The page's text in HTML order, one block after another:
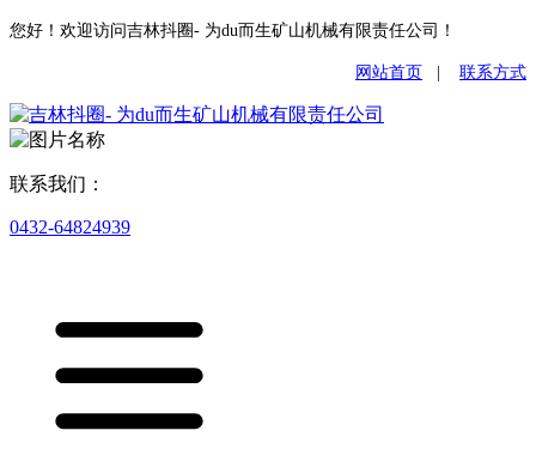
您好！欢迎访问吉林抖圈- 为du而生矿山机械有限责任公司！
网站首页 联系方式
联系我们：
0432-64824939